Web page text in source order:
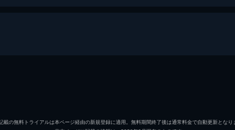
載の無料トライアルは本ページ経由の新規登録に適用。無料期間終了後は通常料金で自動更新となり